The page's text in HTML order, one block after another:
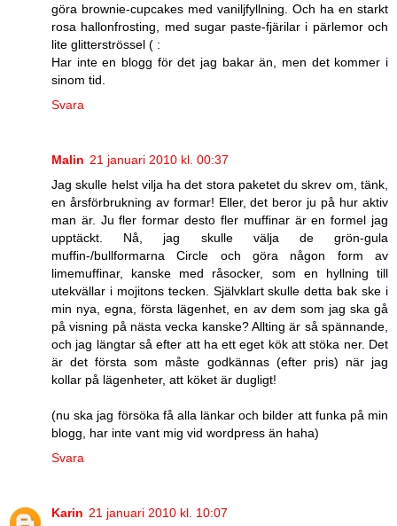
göra brownie-cupcakes med vaniljfyllning. Och ha en starkt
rosa hallonfrosting, med sugar paste-fjärilar i pärlemor och
lite glitterströssel ( :
Har inte en blogg för det jag bakar än, men det kommer i
sinom tid.
Svara
Malin 21 januari 2010 kl. 00:37
Jag skulle helst vilja ha det stora paketet du skrev om, tänk,
en årsförbrukning av formar! Eller, det beror ju på hur aktiv
man är. Ju fler formar desto fler muffinar är en formel jag
upptäckt. Nå, jag skulle välja de grön-gula
muffin-/bullformarna Circle och göra någon form av
limemuffinar, kanske med råsocker, som en hyllning till
utekvällar i mojitons tecken. Självklart skulle detta bak ske i
min nya, egna, första lägenhet, en av dem som jag ska gå
på visning på nästa vecka kanske? Allting är så spännande,
och jag längtar så efter att ha ett eget kök att stöka ner. Det
är det första som måste godkännas (efter pris) när jag
kollar på lägenheter, att köket är dugligt!
(nu ska jag försöka få alla länkar och bilder att funka på min
blogg, har inte vant mig vid wordpress än haha)
Svara
Karin 21 januari 2010 kl. 10:07